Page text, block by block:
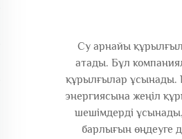
Су арнайы
атады. Бұл
құрылғылар ұсынады.
энергиясына жеңіл
шешімдерді
барлығын өңдеуге